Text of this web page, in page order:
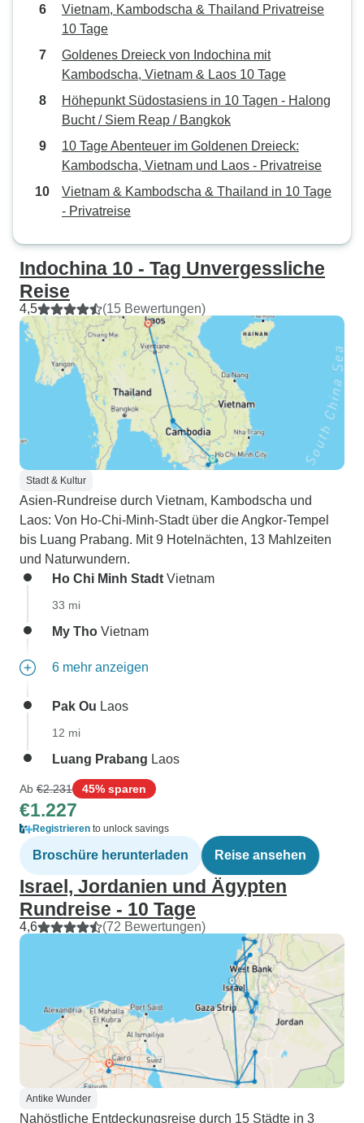
Vietnam, Kambodscha & Thailand Privatreise
10 Tage
Goldenes Dreieck von Indochina mit
Kambodscha, Vietnam & Laos 10 Tage
Höhepunkt Südostasiens in 10 Tagen - Halong
Bucht / Siem Reap / Bangkok
10 Tage Abenteuer im Goldenen Dreieck:
Kambodscha, Vietnam und Laos - Privatreise
Vietnam & Kambodscha & Thailand in 10 Tage
- Privatreise
Indochina 10 - Tag Unvergessliche
Reise
4,5 (15 Bewertungen)
Stadt & Kultur
Asien-Rundreise durch Vietnam, Kambodscha und
Laos: Von Ho-Chi-Minh-Stadt über die Angkor-Tempel
bis Luang Prabang. Mit 9 Hotelnächten, 13 Mahlzeiten
und Naturwundern.
Ho Chi Minh Stadt Vietnam
33 mi
My Tho Vietnam
6 mehr anzeigen
Pak Ou Laos
12 mi
Luang Prabang Laos
Ab €2.231 45% sparen
€1.227
Registrieren to unlock savings
Broschüre herunterladen Reise ansehen
Israel, Jordanien und Ägypten
Rundreise - 10 Tage
4,6 (72 Bewertungen)
Antike Wunder
Nahöstliche Entdeckungsreise durch 15 Städte in 3